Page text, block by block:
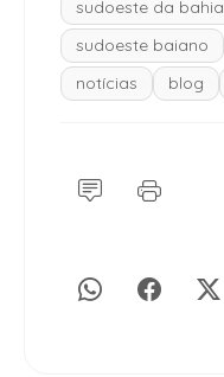
sudoeste da bahia
sudoeste baiano
notícias
blog